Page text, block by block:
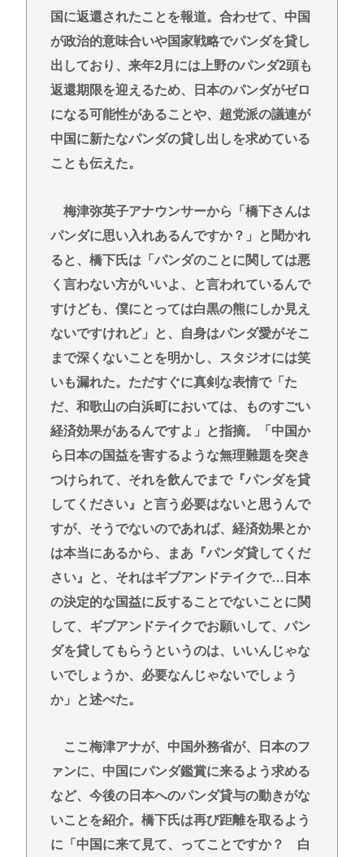
国に返還されたことを報道。合わせて、中国
が政治的意味合いや国家戦略でパンダを貸し
出しており、来年2月には上野のパンダ2頭も
返還期限を迎えるため、日本のパンダがゼロ
になる可能性があることや、超党派の議連が
中国に新たなパンダの貸し出しを求めている
ことも伝えた。
梅津弥英子アナウンサーから「橋下さんは
パンダに思い入れあるんですか？」と聞かれ
ると、橋下氏は「パンダのことに関しては悪
く言わない方がいいよ、と言われているんで
すけども、僕にとっては白黒の熊にしか見え
ないですけれど」と、自身はパンダ愛がそこ
まで深くないことを明かし、スタジオには笑
いも漏れた。ただすぐに真剣な表情で「た
だ、和歌山の白浜町においては、ものすごい
経済効果があるんですよ」と指摘。「中国か
ら日本の国益を害するような無理難題を突き
つけられて、それを飲んでまで『パンダを貸
してください』と言う必要はないと思うんで
すが、そうでないのであれば、経済効果とか
は本当にあるから、まあ『パンダ貸してくだ
さい』と、それはギブアンドテイクで…日本
の決定的な国益に反することでないことに関
して、ギブアンドテイクでお願いして、パン
ダを貸してもらうというのは、いいんじゃな
いでしょうか、必要なんじゃないでしょう
か」と述べた。
ここ梅津アナが、中国外務省が、日本のフ
ァンに、中国にパンダ鑑賞に来るよう求める
など、今後の日本へのパンダ貸与の動きがな
いことを紹介。橋下氏は再び距離を取るよう
に「中国に来て見て、ってことですか？ 白